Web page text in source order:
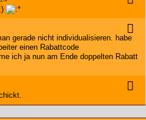
gerade nicht individualisieren. habe
einen Rabattcode
ich ja nun am Ende doppelten Rabatt